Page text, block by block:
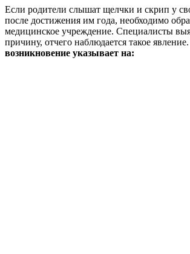
Если родители слышат щелчки и скрип у
после достижения им года, необходимо
медицинское учреждение. Специалисты
причину, отчего наблюдается такое явление.
возникновение указывает на: